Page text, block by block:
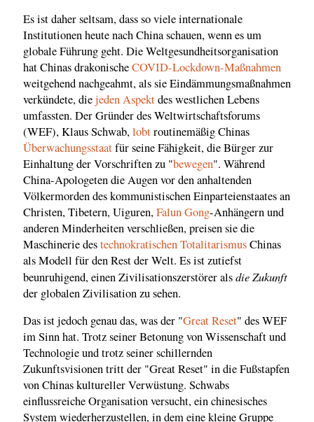
Es ist daher seltsam, dass so viele internationale
Institutionen heute nach China schauen, wenn es um
globale Führung geht. Die Weltgesundheitsorganisation
hat Chinas drakonischeCOVID-Lockdown-Maßnahmen
weitgehend nachgeahmt, als sie Eindämmungsmaßnahmen
verkündete, diejeden Aspektdes westlichen Lebens
umfassten. Der Gründer des Weltwirtschaftsforums
(WEF), Klaus Schwab,lobtroutinemäßig Chinas
Überwachungsstaatfür seine Fähigkeit, die Bürger zur
Einhaltung der Vorschriften zu "bewegen". Während
China-Apologeten die Augen vor den anhaltenden
Völkermorden des kommunistischen Einparteienstaates an
Christen, Tibetern, Uiguren,Falun Gong-Anhängern und
anderen Minderheiten verschließen, preisen sie die
Maschinerie destechnokratischen TotalitarismusChinas
als Modell für den Rest der Welt. Es ist zutiefst
beunruhigend, einen Zivilisationszerstörer alsdie Zukunft
der globalen Zivilisation zu sehen.
Das ist jedoch genau das, was der "Great Reset" des WEF
im Sinn hat. Trotz seiner Betonung von Wissenschaft und
Technologie und trotz seiner schillernden
Zukunftsvisionen tritt der "Great Reset" in die Fußstapfen
von Chinas kultureller Verwüstung. Schwabs
einflussreiche Organisation versucht, ein chinesisches
System wiederherzustellen, in dem eine kleine Gruppe